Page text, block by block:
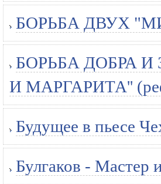
БОРЬБА ДВУХ
БОРЬБА ДОБРА
И МАРГАРИТА''
Будущее в пьесе
Булгаков - Мастер